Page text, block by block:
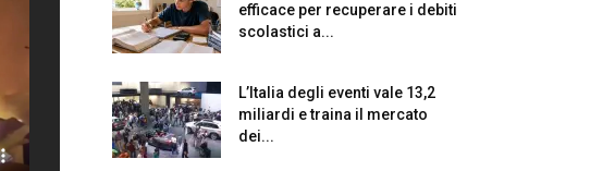
efficace per recuperare i debiti
scolastici a...
L’Italia degli eventi vale 13,2
miliardi e traina il mercato
dei...